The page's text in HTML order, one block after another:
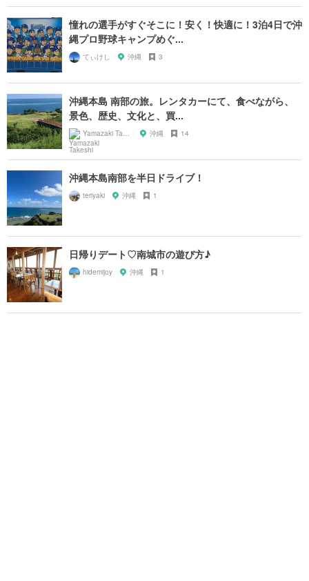
憧れの選手がすぐそこに！安く！快適に！3泊4日で沖
縄プロ野球キャンプめぐ...
てぃけし 沖縄 3
沖縄本島 南部の旅。レンタカーにて、食べながら、
景色、歴史、文化と、買...
Yamazaki Takeshi 沖縄 14
沖縄本島南部を半日ドライブ！
teriyaki 沖縄 1
日帰りデート♡南城市の遊び方♪
hidemijoy 沖縄 1